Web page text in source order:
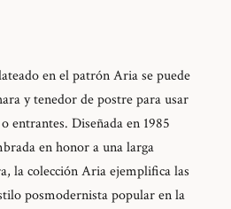
en el patrón Aria se puede
y tenedor de postre para usar
entrantes. Diseñada en 1985
en honor a una larga
la colección Aria ejemplifica las
posmodernista popular en la